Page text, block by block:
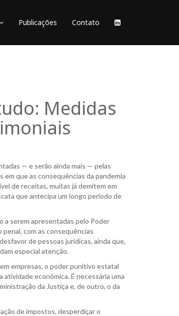
Publicações Contato
Medidas
— e serão ainda mais — pelas
que as consequências da pandemia
de receitas, muitas já demitem em
que antecipa um longo período de
a serem apresentadas pelo Poder
com as consequências
de pessoas jurídicas, ainda que,
especial atenção.
empresas, o poder punitivo estatal
econômica. É necessária uma
da Justiça e, de outro, o da
de impostos, desperdiçar o